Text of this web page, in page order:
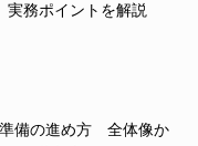
実務ポイントを解説
備の進め方 全体像か